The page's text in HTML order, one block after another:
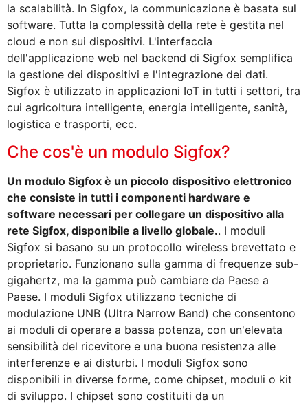
la scalabilità. In Sigfox, la communicazione è basata sul
software. Tutta la complessità della rete è gestita nel
cloud e non sui dispositivi. L'interfaccia
dell'applicazione web nel backend di Sigfox semplifica
la gestione dei dispositivi e l'integrazione dei dati.
Sigfox è utilizzato in applicazioni IoT in tutti i settori, tra
cui agricoltura intelligente, energia intelligente, sanità,
logistica e trasporti, ecc.
Che cos'è un modulo Sigfox?
Un modulo Sigfox è un piccolo dispositivo elettronico
che consiste in tutti i componenti hardware e
software necessari per collegare un dispositivo alla
rete Sigfox, disponibile a livello globale.. I moduli
Sigfox si basano su un protocollo wireless brevettato e
proprietario. Funzionano sulla gamma di frequenze sub-
gigahertz, ma la gamma può cambiare da Paese a
Paese. I moduli Sigfox utilizzano tecniche di
modulazione UNB (Ultra Narrow Band) che consentono
ai moduli di operare a bassa potenza, con un'elevata
sensibilità del ricevitore e una buona resistenza alle
interferenze e ai disturbi. I moduli Sigfox sono
disponibili in diverse forme, come chipset, moduli o kit
di sviluppo. I chipset sono costituiti da un